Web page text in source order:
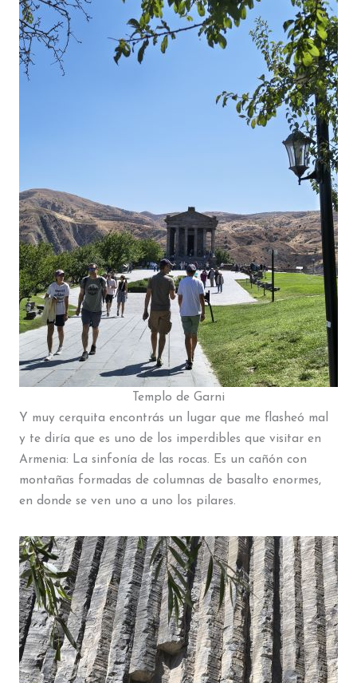
Templo de Garni
Y muy cerquita encontrás un lugar que me flasheó mal
y te diría que es uno de los imperdibles que visitar en
Armenia: La sinfonía de las rocas. Es un cañón con
montañas formadas de columnas de basalto enormes,
en donde se ven uno a uno los pilares.